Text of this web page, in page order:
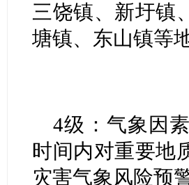
三饶镇、新圩镇
塘镇、东山镇等
4级：气象因
时间内对重要地
灾害气象风险预警